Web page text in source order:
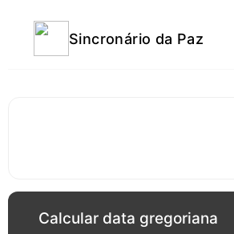
Sincronário da Paz
Calcular data gregoriana